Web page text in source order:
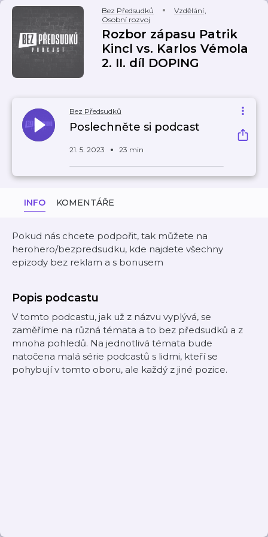
Bez Předsudků Vzdělání,
Osobní rozvoj
Rozbor zápasu Patrik
Kincl vs. Karlos Vémola
2. II. díl DOPING
Bez Předsudků
Poslechněte si podcast
21. 5. 2023 23 min
INFO KOMENTÁŘE
Pokud nás chcete podpořit, tak můžete na
herohero/bezpredsudku, kde najdete všechny
epizody bez reklam a s bonusem
Popis podcastu
V tomto podcastu, jak už z názvu vyplývá, se
zaměříme na různá témata a to bez předsudků a z
mnoha pohledů. Na jednotlivá témata bude
natočena malá série podcastů s lidmi, kteří se
pohybují v tomto oboru, ale každý z jiné pozice.